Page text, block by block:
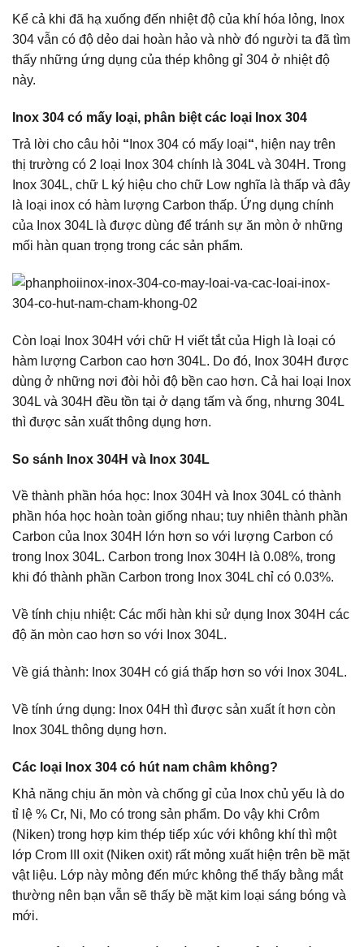
Kể cả khi đã hạ xuống đến nhiệt độ của khí hóa lỏng, Inox
304 vẫn có độ dẻo dai hoàn hảo và nhờ đó người ta đã tìm
thấy những ứng dụng của thép không gỉ 304 ở nhiệt độ
này.
Inox 304 có mấy loại, phân biệt các loại Inox 304
Trả lời cho câu hỏi “ Inox 304 có mấy loại“, hiện nay trên
thị trường có 2 loại Inox 304 chính là 304L và 304H. Trong
Inox 304L, chữ L ký hiệu cho chữ Low nghĩa là thấp và đây
là loại inox có hàm lượng Carbon thấp. Ứng dụng chính
của Inox 304L là được dùng để tránh sự ăn mòn ở những
mối hàn quan trọng trong các sản phẩm.
Còn loại Inox 304H với chữ H viết tắt của High là loại có
hàm lượng Carbon cao hơn 304L. Do đó, Inox 304H được
dùng ở những nơi đòi hỏi độ bền cao hơn. Cả hai loại Inox
304L và 304H đều tồn tại ở dạng tấm và ống, nhưng 304L
thì được sản xuất thông dụng hơn.
So sánh Inox 304H và Inox 304L
Về thành phần hóa học: Inox 304H và Inox 304L có thành
phần hóa học hoàn toàn giống nhau; tuy nhiên thành phần
Carbon của Inox 304H lớn hơn so với lượng Carbon có
trong Inox 304L. Carbon trong Inox 304H là 0.08%, trong
khi đó thành phần Carbon trong Inox 304L chỉ có 0.03%.
Về tính chịu nhiệt: Các mối hàn khi sử dụng Inox 304H các
độ ăn mòn cao hơn so với Inox 304L.
Về giá thành: Inox 304H có giá thấp hơn so với Inox 304L.
Về tính ứng dụng: Inox 04H thì được sản xuất ít hơn còn
Inox 304L thông dụng hơn.
Các loại Inox 304 có hút nam châm không?
Khả năng chịu ăn mòn và chống gỉ của Inox chủ yếu là do
tỉ lệ % Cr, Ni, Mo có trong sản phẩm. Do vậy khi Crôm
(Niken) trong hợp kim thép tiếp xúc với không khí thì một
lớp Crom III oxit (Niken oxit) rất mỏng xuất hiện trên bề mặt
vật liệu. Lớp này mỏng đến mức không thể thấy bằng mắt
thường nên bạn vẫn sẽ thấy bề mặt kim loại sáng bóng và
mới.